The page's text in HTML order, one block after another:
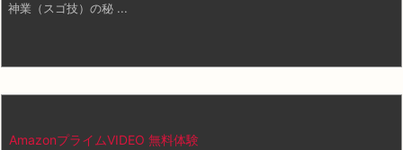
神業（スゴ技）の秘 ...
AmazonプライムVIDEO 無料体験